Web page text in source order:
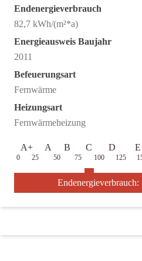
Endenergieverbrauch
82,7 kWh/(m²*a)
Energieausweis Baujahr
2011
Befeuerungsart
Fernwärme
Heizungsart
Fernwärmeheizung
A+ A B C D E
0 25 50 75 100 125